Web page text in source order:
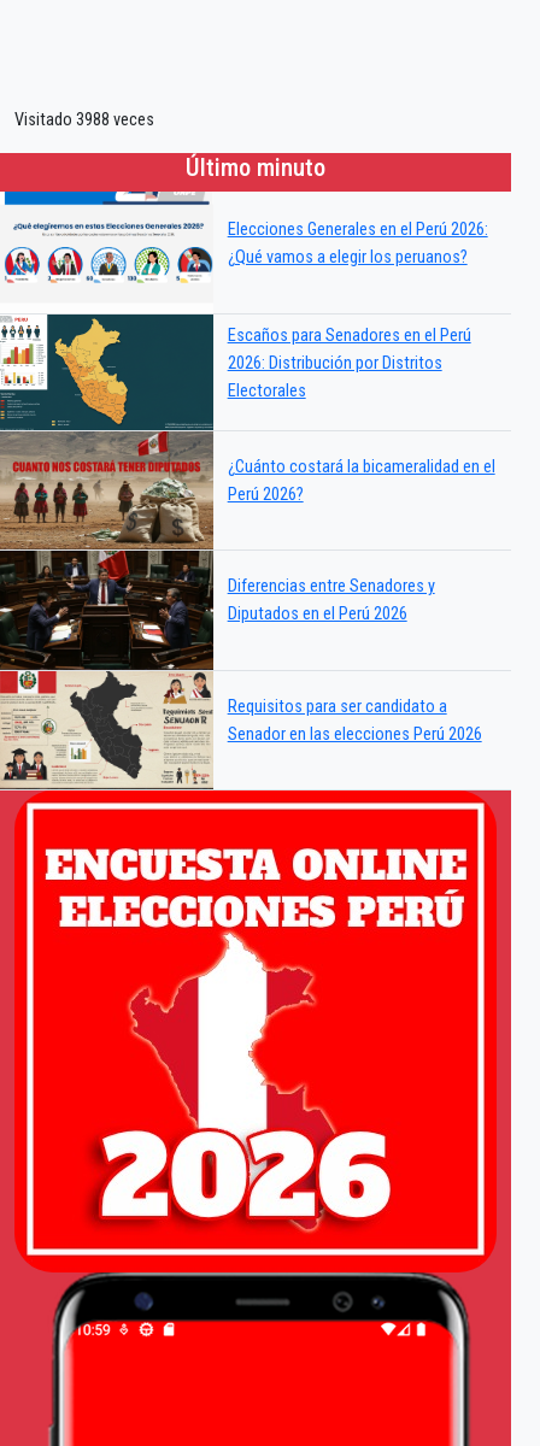
Visitado 3988 veces
Último minuto
Elecciones Generales en el Perú 2026:
¿Qué vamos a elegir los peruanos?
Escaños para Senadores en el Perú
2026: Distribución por Distritos
Electorales
¿Cuánto costará la bicameralidad en el
Perú 2026?
Diferencias entre Senadores y
Diputados en el Perú 2026
Requisitos para ser candidato a
Senador en las elecciones Perú 2026